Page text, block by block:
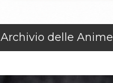
Archivio delle Anime